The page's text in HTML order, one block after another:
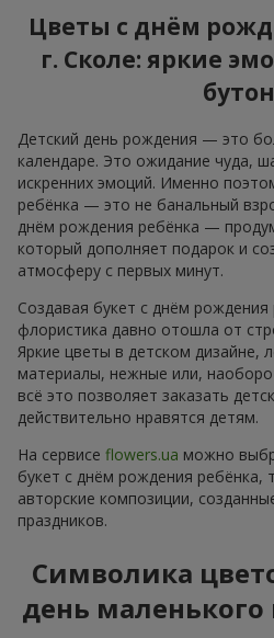
Цветы с днём
г. Сколе: яркие
Детский день рождения — это
календаре. Это ожидание чуда,
искренних эмоций. Именно
ребёнка — это не банальный
днём рождения ребёнка —
который дополняет подарок и
атмосферу с первых минут.
Создавая букет с днём
флористика давно отошла от
Яркие цветы в детском дизайне,
материалы, нежные или,
всё это позволяет заказать
действительно нравятся детям.
На сервисе flowers.ua можно
букет с днём рождения ребёнка,
авторские композиции,
праздников.
Символика
день